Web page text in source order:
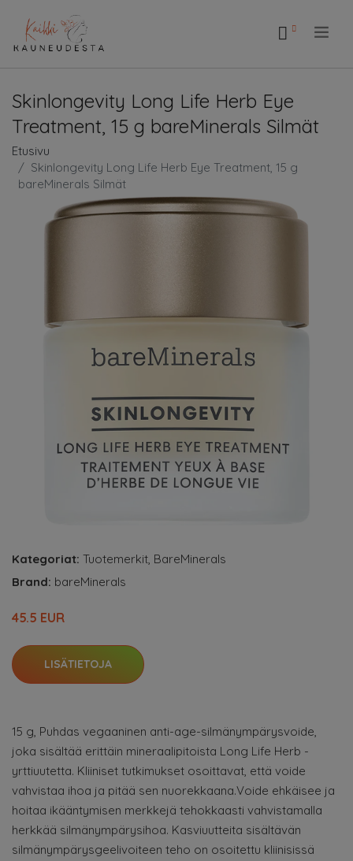
Skinlongevity Long Life Herb Eye
Treatment, 15 g bareMinerals Silmät
Etusivu
Skinlongevity Long Life Herb Eye Treatment, 15 g
bareMinerals Silmät
Kategoriat: Tuotemerkit, BareMinerals
Brand: bareMinerals
45.5 EUR
LISÄTIETOJA
15 g, Puhdas vegaaninen anti-age-silmänympärysvoide,
joka sisältää erittäin mineraalipitoista Long Life Herb -
yrttiuutetta. Kliiniset tutkimukset osoittavat, että voide
vahvistaa ihoa ja pitää sen nuorekkaana.Voide ehkäisee ja
hoitaa ikääntymisen merkkejä tehokkaasti vahvistamalla
herkkää silmänympärysihoa. Kasviuutteita sisältävän
silmänympärysgeelivoiteen teho on osoitettu kliinisissä